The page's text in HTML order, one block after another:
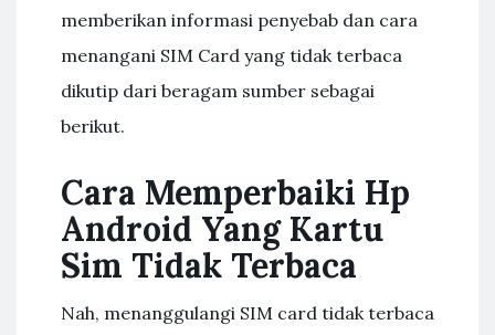
memberikan informasi penyebab dan cara
menangani SIM Card yang tidak terbaca
dikutip dari beragam sumber sebagai
berikut.
Cara Memperbaiki Hp
Android Yang Kartu
Sim Tidak Terbaca
Nah, menanggulangi SIM card tidak terbaca